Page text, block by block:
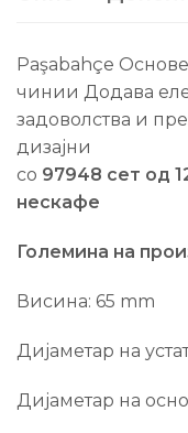
Paşabahçe
чинии Додава
задоволства и
дизајни
со 97948 сет од
нескафе
Големина на
Висина: 65 mm
Дијаметар на
Дијаметар на